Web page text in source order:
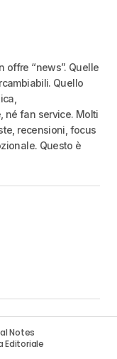
offre “news”. Quelle
Quello
né fan service. Molti
recensioni, focus
Questo è
Notes
Editoriale